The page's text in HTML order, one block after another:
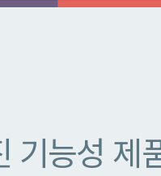
기능성 제